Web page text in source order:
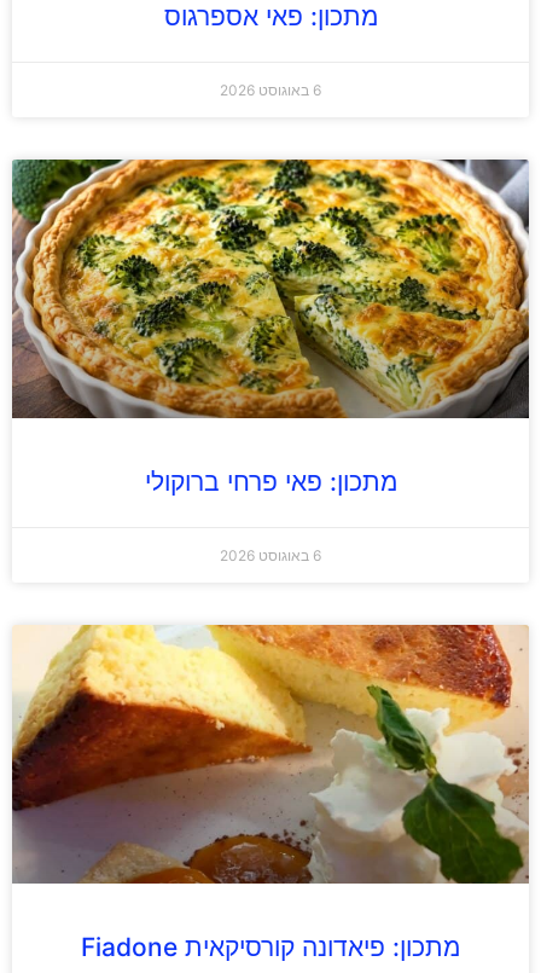
מתכון: פאי אספרגוס
6 באוגוסט 2026
מתכון: פאי פרחי ברוקולי
6 באוגוסט 2026
מתכון: פיאדונה קורסיקאית Fiadone